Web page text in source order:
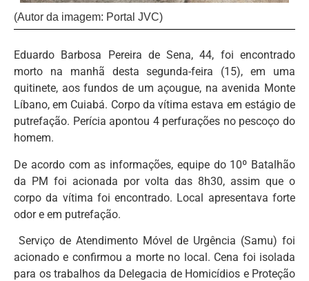
(Autor da imagem: Portal JVC)
Eduardo Barbosa Pereira de Sena, 44, foi encontrado
morto na manhã desta segunda-feira (15), em uma
quitinete, aos fundos de um açougue, na avenida Monte
Líbano, em Cuiabá. Corpo da vítima estava em estágio de
putrefação. Perícia apontou 4 perfurações no pescoço do
homem.
De acordo com as informações, equipe do 10º Batalhão
da PM foi acionada por volta das 8h30, assim que o
corpo da vítima foi encontrado. Local apresentava forte
odor e em putrefação.
Serviço de Atendimento Móvel de Urgência (Samu) foi
acionado e confirmou a morte no local. Cena foi isolada
para os trabalhos da Delegacia de Homicídios e Proteção